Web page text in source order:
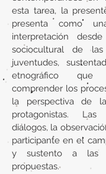
esta tarea, la
presenta como
interpretación
sociocultural de
juventudes,
etnográfico que
comprender los
la perspectiva de
protagonistas.
diálogos, la
participante en el
y sustento a las
propuestas.